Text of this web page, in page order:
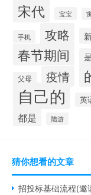
宋代 宝宝
手机 攻略
春节期间
父母 疫情
自己的 英
都是 陆游
猜你想看的文章
招投标基础流程(邀